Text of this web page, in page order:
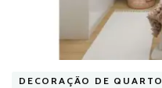
DECORAÇÃO DE QUARTO